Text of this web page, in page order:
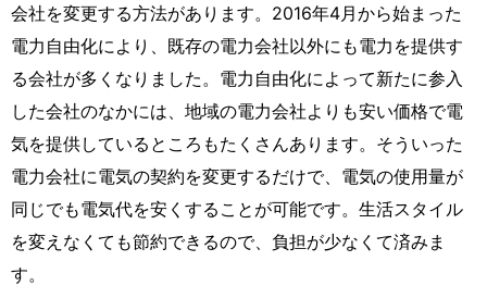
会社を変更する方法があります。2016年4月から始まった
電力自由化により、既存の電力会社以外にも電力を提供す
る会社が多くなりました。電力自由化によって新たに参入
した会社のなかには、地域の電力会社よりも安い価格で電
気を提供しているところもたくさんあります。そういった
電力会社に電気の契約を変更するだけで、電気の使用量が
同じでも電気代を安くすることが可能です。生活スタイル
を変えなくても節約できるので、負担が少なくて済みま
す。